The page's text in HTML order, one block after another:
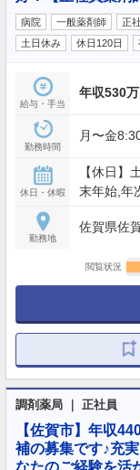
病院 一般薬剤師 正
土日休み
休日120日
給与・手当
年収530
勤務時間
月〜金
休日・休暇
【休日
末年始,年
勤務地
佐賀県佐
閲覧状況
調剤薬局 ｜ 正社員
【佐賀市】年収
補の募集です♪充
なたのご経験を活